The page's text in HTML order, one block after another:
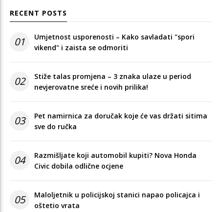
RECENT POSTS
01
Umjetnost usporenosti – Kako savladati "spori
vikend" i zaista se odmoriti
02
Stiže talas promjena – 3 znaka ulaze u period
nevjerovatne sreće i novih prilika!
03
Pet namirnica za doručak koje će vas držati sitima
sve do ručka
04
Razmišljate koji automobil kupiti? Nova Honda
Civic dobila odlične ocjene
05
Maloljetnik u policijskoj stanici napao policajca i
oštetio vrata